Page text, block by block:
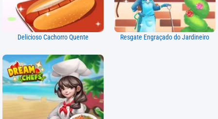
Delicioso Cachorro Quente Resgate Engraçado do Jardineiro